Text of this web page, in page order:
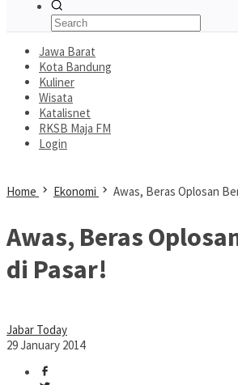
Jawa Barat
Kota Bandung
Kuliner
Wisata
Katalisnet
RKSB Maja FM
Login
Home Ekonomi Awas, Beras Oplosan
Awas, Beras
di Pasar!
Jabar Today
29 January 2014